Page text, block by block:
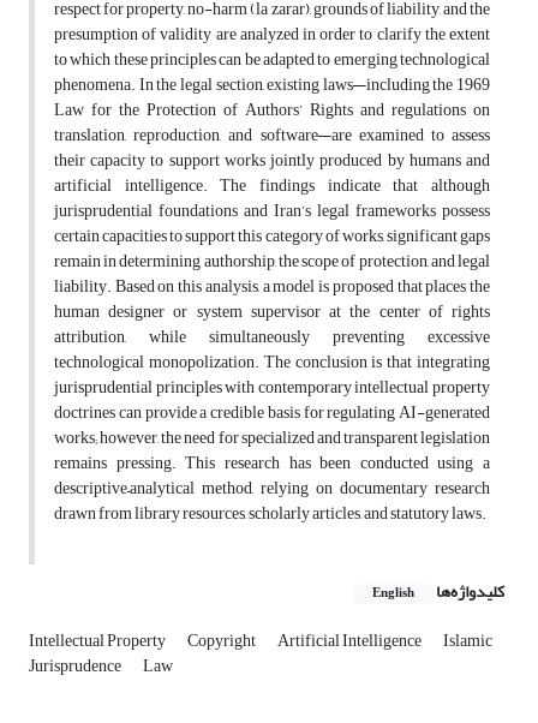
respect for property, no-harm (la zarar), grounds of liability, and the
presumption of validity are analyzed in order to clarify the extent
to which these principles can be adapted to emerging technological
phenomena. In the legal section, existing laws—including the 1969
Law for the Protection of Authors’ Rights and regulations on
translation, reproduction, and software—are examined to assess
their capacity to support works jointly produced by humans and
artificial intelligence. The findings indicate that although
jurisprudential foundations and Iran’s legal frameworks possess
certain capacities to support this category of works, significant gaps
remain in determining authorship, the scope of protection, and legal
liability. Based on this analysis, a model is proposed that places the
human designer or system supervisor at the center of rights
attribution, while simultaneously preventing excessive
technological monopolization. The conclusion is that integrating
jurisprudential principles with contemporary intellectual property
doctrines can provide a credible basis for regulating AI-generated
works; however, the need for specialized and transparent legislation
remains pressing. This research has been conducted using a
descriptive–analytical method, relying on documentary research
drawn from library resources, scholarly articles, and statutory laws.
کلیدواژه‌ها English
Intellectual Property Copyright Artificial Intelligence Islamic
Jurisprudence Law